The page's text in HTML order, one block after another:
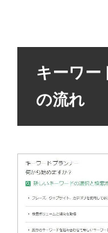
キーワー
の流れ